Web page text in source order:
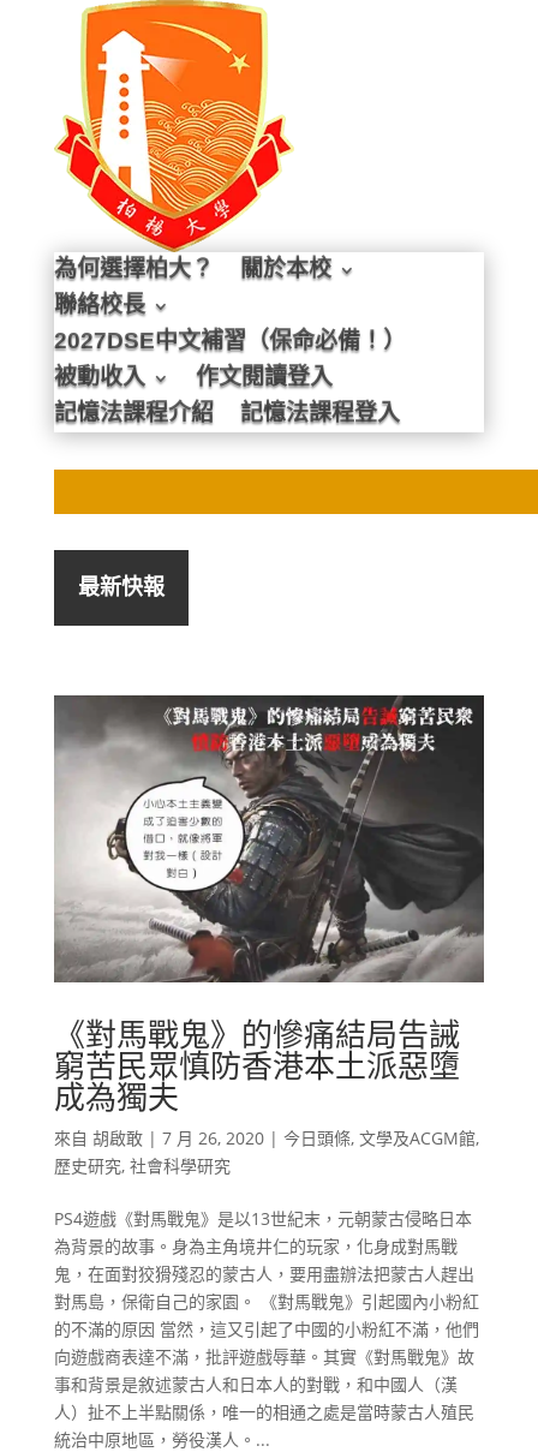
為何選擇柏大？
關於本校
聯絡校長
2027DSE中文補習（保命必備！）
被動收入
作文閱讀登入
記憶法課程介紹
記憶法課程登入
最新快報
《對馬戰鬼》的慘痛結局告誡
窮苦民眾慎防香港本土派惡墮
成為獨夫
來自 胡啟敢| 7 月 26, 2020| 今日頭條, 文學及ACGM館,
歷史研究, 社會科學研究
PS4遊戲《對馬戰鬼》是以13世紀末，元朝蒙古侵略日本
為背景的故事。身為主角境井仁的玩家，化身成對馬戰
鬼，在面對狡猾殘忍的蒙古人，要用盡辦法把蒙古人趕出
對馬島，保衛自己的家園。 《對馬戰鬼》引起國內小粉紅
的不滿的原因 當然，這又引起了中國的小粉紅不滿，他們
向遊戲商表達不滿，批評遊戲辱華。其實《對馬戰鬼》故
事和背景是敘述蒙古人和日本人的對戰，和中國人（漢
人）扯不上半點關係，唯一的相通之處是當時蒙古人殖民
統治中原地區，勞役漢人。...